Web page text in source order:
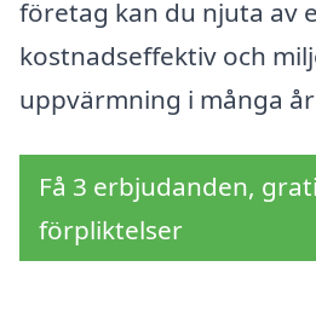
företag kan du njuta av
kostnadseffektiv och
uppvärmning i många
Få 3 erbjudanden,
förpliktelser